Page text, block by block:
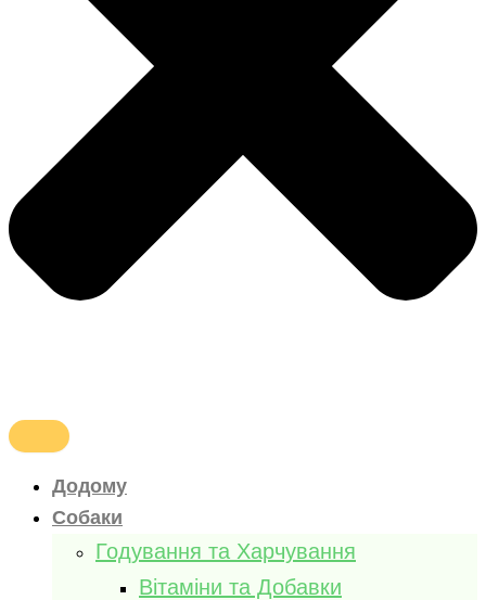
Додому
Собаки
Годування та Харчування
Вітаміни та Добавки